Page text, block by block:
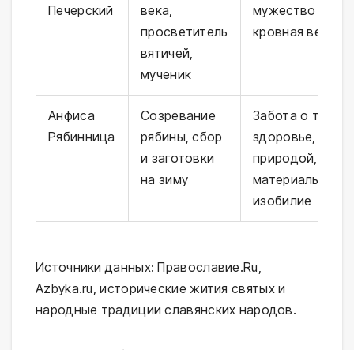
Печерский
века,
просветитель
вятичей,
мученик
мужество в
кровная
Анфиса
Рябинница
Созревание
рябины, сбор
и заготовки
на зиму
Забота о теле и
здоровье,
природой,
материальное
изобилие
Источники данных: Православие.Ru,
Azbyka.ru, исторические жития святых и
народные традиции славянских народов.